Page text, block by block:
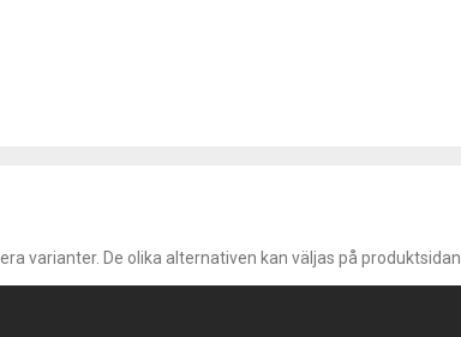
varianter. De olika alternativen kan väljas på produktsidan